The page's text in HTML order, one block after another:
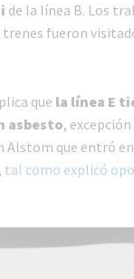
de la línea B. Los
fueron
que la línea E
asbesto,
que entró en
tal como explicó